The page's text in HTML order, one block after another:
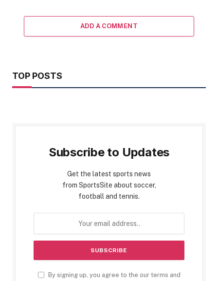
ADD A COMMENT
TOP POSTS
Subscribe to Updates
Get the latest sports news
from SportsSite about soccer,
football and tennis.
By signing up, you agree to the our terms and